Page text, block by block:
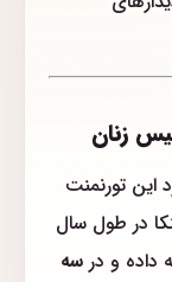
زنان
این تورنمنت
در طول سال
داده و در سه